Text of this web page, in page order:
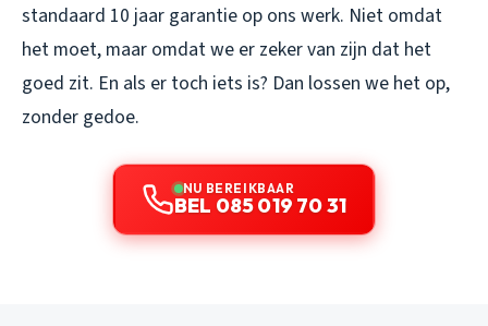
standaard 10 jaar garantie op ons werk. Niet omdat
het moet, maar omdat we er zeker van zijn dat het
goed zit. En als er toch iets is? Dan lossen we het op,
zonder gedoe.
NU BEREIKBAAR
BEL 085 019 70 31